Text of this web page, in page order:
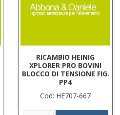
RICAMBIO HEINIG
XPLORER PRO BOVINI
BLOCCO DI TENSIONE FIG.
PP4
Cod: HE707-667